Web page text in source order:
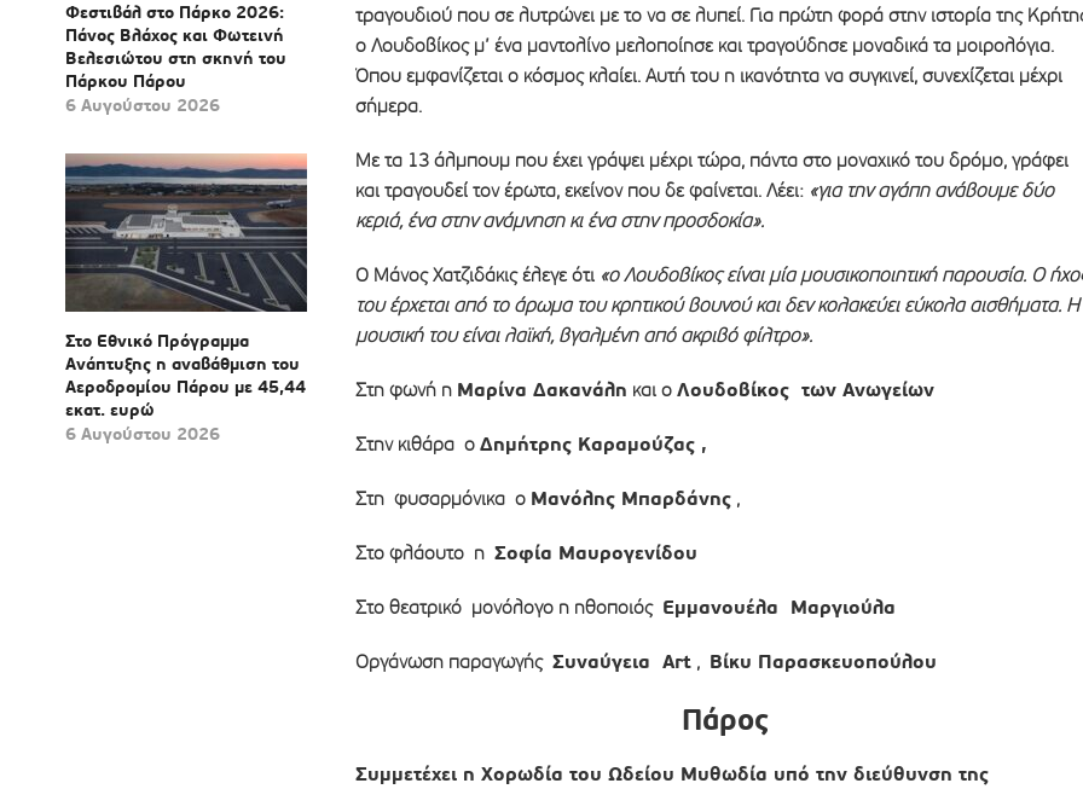
Φεστιβάλ στο Πάρκο 2026:
Πάνος Βλάχος και Φωτεινή
Βελεσιώτου στη σκηνή του
Πάρκου Πάρου
6 Αυγούστου 2026
Στο Εθνικό Πρόγραμμα
Ανάπτυξης η αναβάθμιση του
Αεροδρομίου Πάρου με 45,44
εκατ. ευρώ
6 Αυγούστου 2026
τραγουδιού που σε λυτρώνει με το να σε λυπεί. Για πρώτη φορά στην ιστορία της
ο Λουδοβίκος μ’ ένα μαντολίνο μελοποίησε και τραγούδησε μοναδικά τα μοιρολόγια.
Όπου εμφανίζεται ο κόσμος κλαίει. Αυτή του η ικανότητα να συγκινεί, συνεχίζεται μέχρι
σήμερα.
Με τα 13 άλμπουμ που έχει γράψει μέχρι τώρα, πάντα στο μοναχικό του δρόμο, γράφει
και τραγουδεί τον έρωτα, εκείνον που δε φαίνεται. Λέει: «για την αγάπη ανάβουμε δύο
κεριά, ένα στην ανάμνηση κι ένα στην προσδοκία».
Ο Μάνος Χατζιδάκις έλεγε ότι «ο Λουδοβίκος είναι μία μουσικοποιητική παρουσία. Ο
του έρχεται από το άρωμα του κρητικού βουνού και δεν κολακεύει εύκολα αισθήματα. Η
μουσική του είναι λαϊκή, βγαλμένη από ακριβό φίλτρο».
Στη φωνή η Μαρίνα Δακανάλη και ο Λουδοβίκος των Ανωγείων
Στην κιθάρα ο Δημήτρης Καραμούζας ,
Στη φυσαρμόνικα ο Μανόλης Μπαρδάνης,
Στο φλάουτο η Σοφία Μαυρογενίδου
Στο θεατρικό μονόλογο η ηθοποιός Εμμανουέλα Μαργιούλα
Οργάνωση παραγωγής Συναύγεια Art, Βίκυ Παρασκευοπούλου
Πάρος
Συμμετέχει η Χορωδία του Ωδείου Μυθωδία υπό την διεύθυνση της